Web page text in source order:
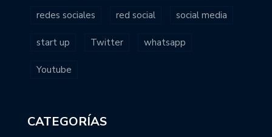
redes sociales red social social media
start up Twitter whatsapp
Youtube
CATEGORÍAS